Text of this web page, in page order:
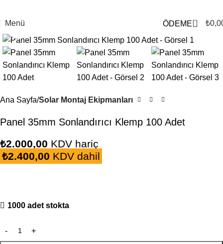
Menü ÖDEME 0 ₺
Ana Sayfa Solar Montaj Ekipmanları
Panel 35mm Sonlandırıcı Klemp 100 Adet
₺2.000,00 KDV hariç
₺2.400,00 KDV dahil
1000 adet stokta